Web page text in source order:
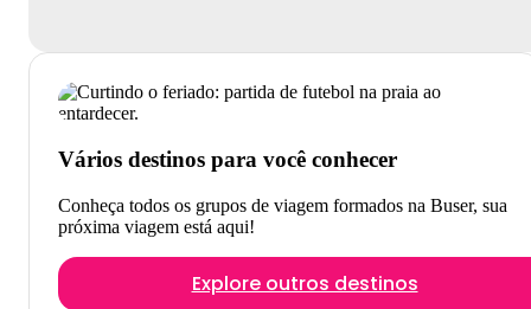
Vários destinos para você conhecer
Conheça todos os grupos de viagem formados na Buser, sua
próxima viagem está aqui!
Explore outros destinos